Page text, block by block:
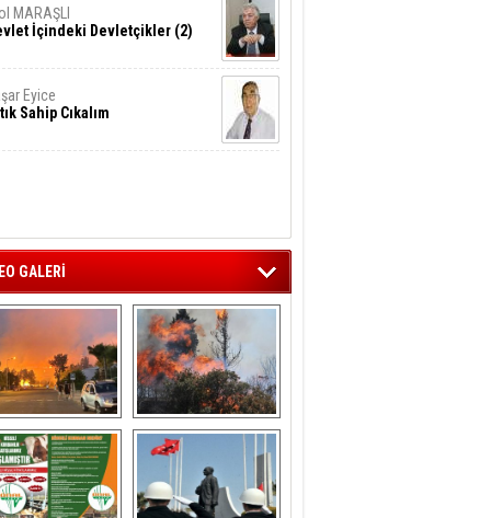
MARAŞLI
İçindeki Devletçikler (2)
Eyice
Sahip Cıkalım
GALERİ
‘da  otluk
alanda çıkan
yangın evlere
sıçramadan
söndürüldü
Aliağa'nın Ciğerleri